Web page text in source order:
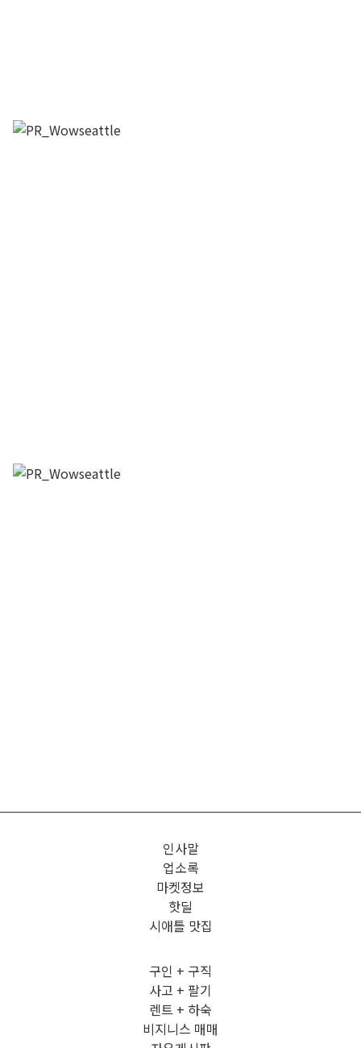
인사말
업소록
마켓정보
핫딜
시애틀 맛집
구인 + 구직
사고 + 팔기
렌트 + 하숙
비지니스 매매